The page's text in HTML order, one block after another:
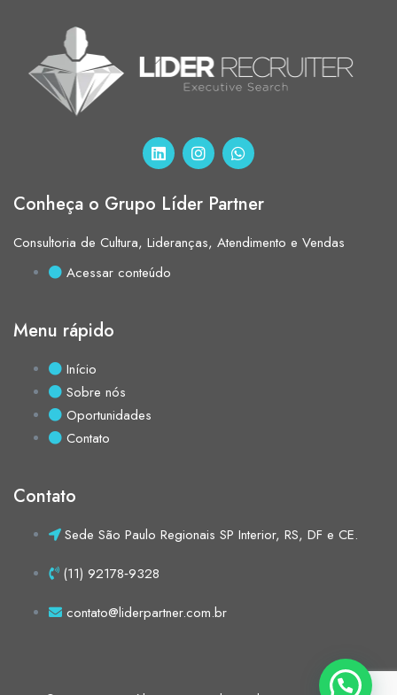
Conheça o Grupo Líder Partner
Consultoria de Cultura, Lideranças, Atendimento e Vendas
Acessar conteúdo
Menu rápido
Início
Sobre nós
Oportunidades
Contato
Contato
Sede São Paulo Regionais SP Interior, RS, DF e CE.
(11) 92178‑9328‬
contato@liderpartner.com.br